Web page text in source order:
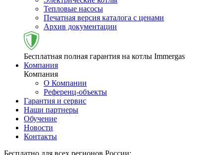
Тепловые насосы
Печатная версия каталога с ценами
Архив документации
Бесплатная полная гарантия на котлы Immergas
Компания
Компания
О Компании
Референц-объекты
Гарантия и сервис
Наши партнеры
Обучение
Новости
Контакты
Бесплатно для всех регионов России: